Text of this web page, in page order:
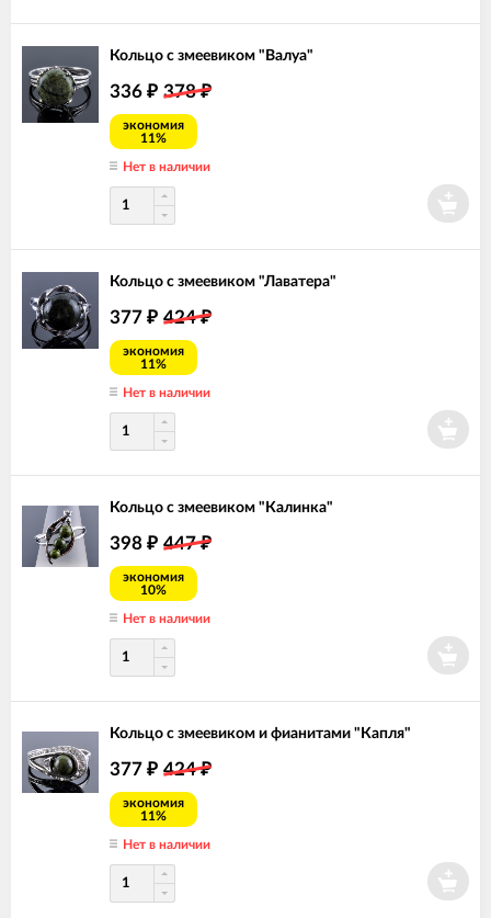
Кольцо с змеевиком "Валуа"
336 ₽ 378₽
экономия
11%
Нет в наличии
Кольцо с змеевиком "Лаватера"
377 ₽ 424₽
экономия
11%
Нет в наличии
Кольцо с змеевиком "Калинка"
398 ₽ 447₽
экономия
10%
Нет в наличии
Кольцо с змеевиком и фианитами "Капля"
377 ₽ 424₽
экономия
11%
Нет в наличии